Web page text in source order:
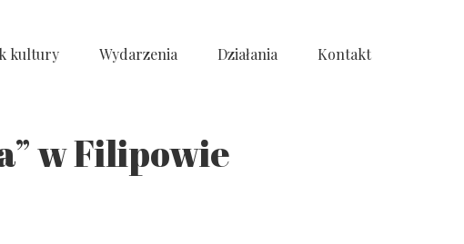
kultury Wydarzenia Działania Kontakt
w Filipowie